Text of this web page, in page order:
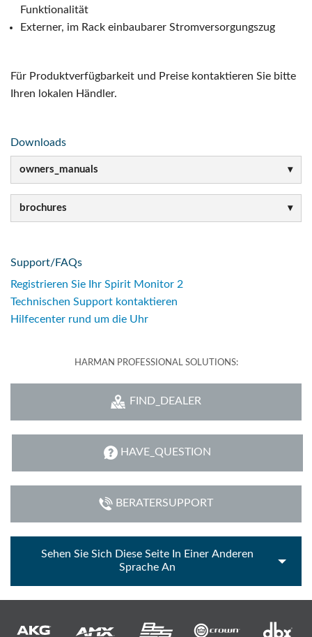
Funktionalität
Externer, im Rack einbaubarer Stromversorgungszug
Für Produktverfügbarkeit und Preise kontaktieren Sie bitte
Ihren lokalen Händler.
Downloads
owners_manuals
brochures
Support/FAQs
Registrieren Sie Ihr Spirit Monitor 2
Technischen Support kontaktieren
Hilfecenter rund um die Uhr
HARMAN PROFESSIONAL SOLUTIONS:
FIND_DEALER
HAVE_QUESTION
BERATERSUPPORT
Sehen Sie Sich Diese Seite In Einer Anderen
Sprache An